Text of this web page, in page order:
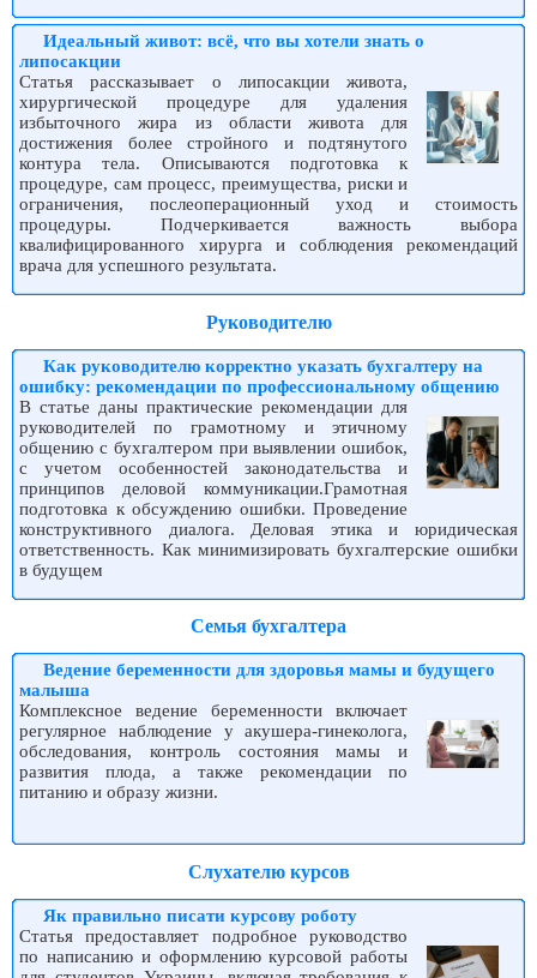
Идеальный живот: всё, что вы хотели знать о
липосакции
Статья рассказывает о липосакции живота,
хирургической процедуре для удаления
избыточного жира из области живота для
достижения более стройного и подтянутого
контура тела. Описываются подготовка к
процедуре, сам процесс, преимущества, риски и
ограничения, послеоперационный уход и стоимость
процедуры. Подчеркивается важность выбора
квалифицированного хирурга и соблюдения рекомендаций
врача для успешного результата.
Руководителю
Как руководителю корректно указать бухгалтеру на
ошибку: рекомендации по профессиональному общению
В статье даны практические рекомендации для
руководителей по грамотному и этичному
общению с бухгалтером при выявлении ошибок,
с учетом особенностей законодательства и
принципов деловой коммуникации.Грамотная
подготовка к обсуждению ошибки. Проведение
конструктивного диалога. Деловая этика и юридическая
ответственность. Как минимизировать бухгалтерские ошибки
в будущем
Семья бухгалтера
Ведение беременности для здоровья мамы и будущего
малыша
Комплексное ведение беременности включает
регулярное наблюдение у акушера-гинеколога,
обследования, контроль состояния мамы и
развития плода, а также рекомендации по
питанию и образу жизни.
Слухателю курсов
Як правильно писати курсову роботу
Статья предоставляет подробное руководство
по написанию и оформлению курсовой работы